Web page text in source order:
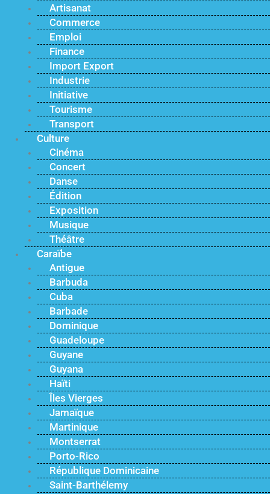
Artisanat
Commerce
Emploi
Finance
Import Export
Industrie
Initiative
Tourisme
Transport
Culture
Cinéma
Concert
Danse
Édition
Exposition
Musique
Théâtre
Caraïbe
Antigue
Barbuda
Cuba
Barbade
Dominique
Guadeloupe
Guyane
Guyana
Haïti
Îles Vierges
Jamaïque
Martinique
Montserrat
Porto-Rico
République Dominicaine
Saint-Barthélemy